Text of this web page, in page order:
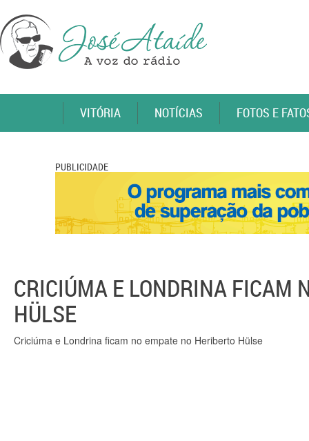
VITÓRIA NOTÍCIAS FOTOS E
PUBLICIDADE
CRICIÚMA E LONDRINA FICAM
HÜLSE
Criciúma e Londrina ficam no empate no Heriberto Hülse